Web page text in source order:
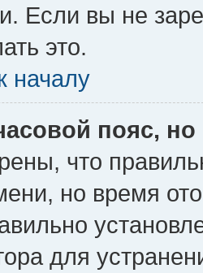
Если вы не
это.
началу
пояс,
что
но время
для